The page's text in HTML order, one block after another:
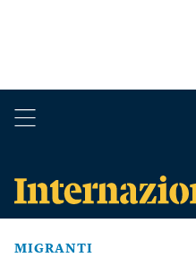
MIGRANTI